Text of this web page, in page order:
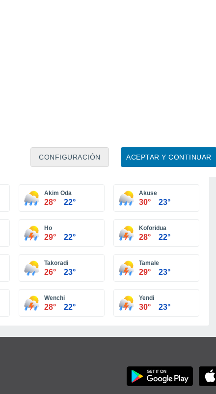
ACEPTAR Y CONTINUAR
CONFIGURACIÓN
Akim Oda
28° 22°
Akuse
30° 23°
Ho
29° 22°
Koforidua
28° 22°
Takoradi
26° 23°
Tamale
29° 23°
Wenchi
28° 22°
Yendi
30° 23°